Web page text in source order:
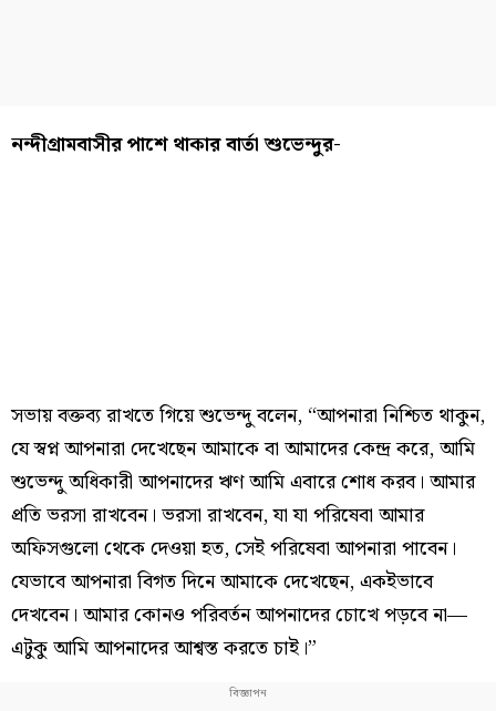
নন্দীগ্রামবাসীর পাশে থাকার বার্তা শুভেন্দুর-
সভায় বক্তব্য রাখতে গিয়ে শুভেন্দু বলেন, “আপনারা নিশ্চিত থাকুন,
যে স্বপ্ন আপনারা দেখেছেন আমাকে বা আমাদের কেন্দ্র করে, আমি
শুভেন্দু অধিকারী আপনাদের ঋণ আমি এবারে শোধ করব। আমার
প্রতি ভরসা রাখবেন। ভরসা রাখবেন, যা যা পরিষেবা আমার
অফিসগুলো থেকে দেওয়া হত, সেই পরিষেবা আপনারা পাবেন।
যেভাবে আপনারা বিগত দিনে আমাকে দেখেছেন, একইভাবে
দেখবেন। আমার কোনও পরিবর্তন আপনাদের চোখে পড়বে না—
এটুকু আমি আপনাদের আশ্বস্ত করতে চাই।”